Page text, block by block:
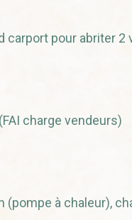
carport pour abriter 2
charge vendeurs)
(pompe à chaleur),